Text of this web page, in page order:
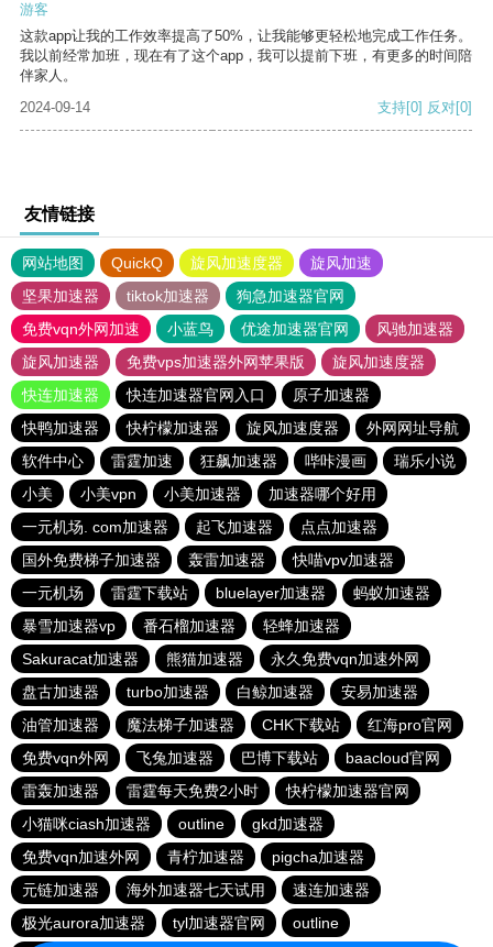
游客
这款app让我的工作效率提高了50%，让我能够更轻松地完成工作任务。
我以前经常加班，现在有了这个app，我可以提前下班，有更多的时间陪
伴家人。
2024-09-14
支持[0] 反对[0]
友情链接
网站地图 QuickQ 旋风加速度器
旋风加速
坚果加速器
tiktok加速器
狗急加速器官网
免费vqn外网加速
小蓝鸟 优途加速器官网
风驰加速器
旋风加速器
免费vps加速器外网苹果版
旋风加速度器
快连加速器
快连加速器官网入口
原子加速器
快鸭加速器
快柠檬加速器 旋风加速度器
外网网址导航
软件中心
雷霆加速 狂飙加速器 哔咔漫画
瑞乐小说
小美
小美vpn 小美加速器
加速器哪个好用
一元机场. com加速器
起飞加速器
点点加速器
国外免费梯子加速器
轰雷加速器
快喵vpv加速器
一元机场
雷霆下载站 bluelayer加速器
蚂蚁加速器
暴雪加速器vp
番石榴加速器
轻蜂加速器
Sakuracat加速器
熊猫加速器
永久免费vqn加速外网
盘古加速器
turbo加速器 白鲸加速器
安易加速器
油管加速器
魔法梯子加速器 CHK下载站
红海pro官网
免费vqn外网
飞兔加速器 巴博下载站
baacloud官网
雷轰加速器
雷霆每天免费2小时
快柠檬加速器官网
小猫咪ciash加速器
outline
gkd加速器
免费vqn加速外网
青柠加速器
pigcha加速器
元链加速器
海外加速器七天试用
速连加速器
极光aurora加速器
tyl加速器官网 outline